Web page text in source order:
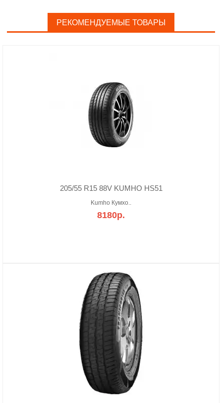
РЕКОМЕНДУЕМЫЕ ТОВАРЫ
205/55 R15 88V KUMHO HS51
Kumho Кумхо..
8180р.